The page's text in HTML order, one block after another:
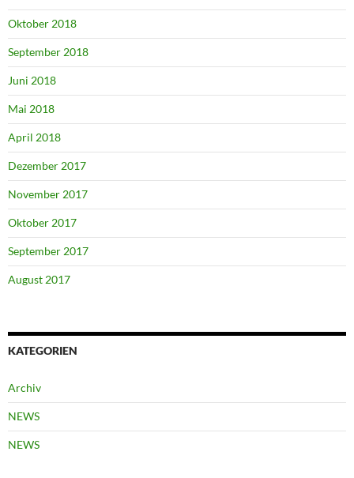
Oktober 2018
September 2018
Juni 2018
Mai 2018
April 2018
Dezember 2017
November 2017
Oktober 2017
September 2017
August 2017
KATEGORIEN
Archiv
NEWS
NEWS